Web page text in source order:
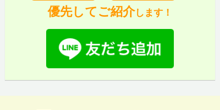
優先してご紹介します！